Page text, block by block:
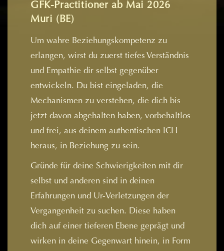
GFK-Practitioner ab Mai 2026
Muri (BE)
Um wahre Beziehungskompetenz zu
erlangen, wirst du zuerst tiefes Verständnis
und Empathie dir selbst gegenüber
entwickeln. Du bist eingeladen, die
Mechanismen zu verstehen, die dich bis
jetzt davon abgehalten haben, vorbehaltlos
und frei, aus deinem authentischen ICH
heraus, in Beziehung zu sein.
Gründe für deine Schwierigkeiten mit dir
selbst und anderen sind in deinen
Erfahrungen und Ur-Verletzungen der
Vergangenheit zu suchen. Diese haben
dich auf einer tieferen Ebene geprägt und
wirken in deine Gegenwart hinein, in Form